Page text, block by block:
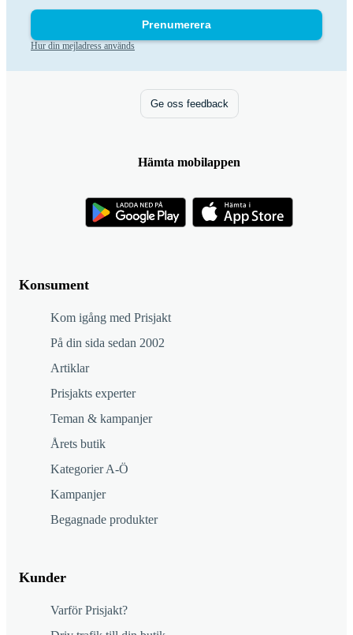
Prenumerera
Hur din mejladress används
Konsument
Kom igång med Prisjakt
På din sida sedan 2002
Artiklar
Prisjakts experter
Teman & kampanjer
Årets butik
Kategorier A-Ö
Kampanjer
Begagnade produkter
Kunder
Varför Prisjakt?
Ge oss feedback
Hämta mobilappen